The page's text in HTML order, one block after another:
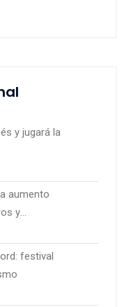
y jugará la
aumento
y
festival